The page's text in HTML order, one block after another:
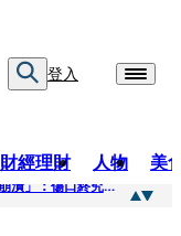
登入
財經理財 人物 美
蔡依珊撕掉「完美」標籤！ 認了「我也會崩潰」：傷口終究會癒合